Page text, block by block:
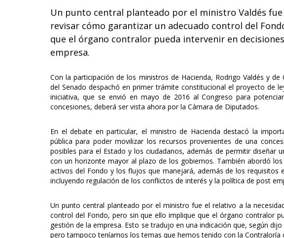
Un punto central planteado por el ministro Valdés
revisar cómo garantizar un adecuado control del
que el órgano contralor pueda intervenir en
empresa.
Con la participación de los ministros de Hacienda, Rodrigo Valdés y de
del Senado despachó en primer trámite constitucional el proyecto de
iniciativa, que se envió en mayo de 2016 al Congreso para
concesiones, deberá ser vista ahora por la Cámara de Diputados.
En el debate en particular, el ministro de Hacienda destacó la
pública para poder movilizar los recursos provenientes de una
posibles para el Estado y los ciudadanos, además de permitir diseñar
con un horizonte mayor al plazo de los gobiernos. También abordó
activos del Fondo y los flujos que manejará, además de los requisitos
incluyendo regulación de los conflictos de interés y la política de post
Un punto central planteado por el ministro fue el relativo a la
control del Fondo, pero sin que ello implique que el órgano contralor
gestión de la empresa. Esto se tradujo en una indicación que, según
pero tampoco teníamos los temas que hemos tenido con la Contraloría